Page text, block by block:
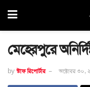
মেহেরপুরে
by স্টাফ রিপোর্টার অক্টোবর ৩০,